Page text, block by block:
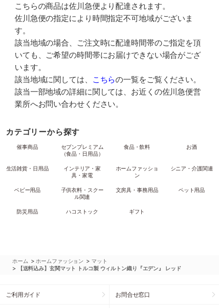
こちらの商品は佐川急便より配達されます。
佐川急便の指定により時間指定不可地域がございま
す。
該当地域の場合、ご注文時に配達時間帯のご指定を頂
いても、ご希望の時間帯にお届けできない場合がござ
います。
該当地域に関しては、
こちらの一覧をご覧ください。
該当一部地域の詳細に関しては、お近くの佐川急便営
業所へお問い合わせください。
カテゴリーから探す
催事商品
セブンプレミアム
（食品・日用品）
食品・飲料 お酒
生活雑貨・日用品
インテリア・家
具・家電
ホームファッショ
ン
シニア・介護関連
ベビー用品
子供衣料・スクー
ル関連
文房具・事務用品 ペット用品
防災用品 ハコストック ギフト
ホーム > ホームファッション > マット
> 【送料込み】玄関マット トルコ製 ウィルトン織り『エデン』 レッド
ご利用ガイド お問合せ窓口